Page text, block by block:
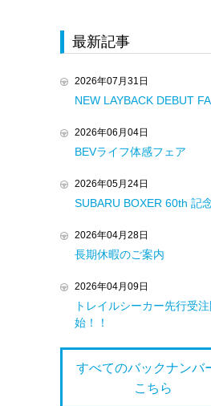
最新記事
2026年07月31日
NEW LAYBACK DEBUT
2026年06月04日
BEVライフ体感フェア
2026年05月24日
SUBARU BOXER 60th 記
2026年04月28日
長期休暇のご案内
2026年04月09日
トレイルシーカー先行受注
始！！
すべてのバックナンバ
こちら